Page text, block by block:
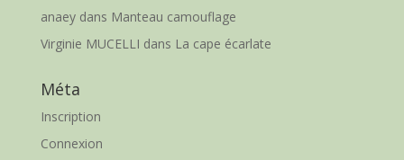
anaeydans Manteau camouflage
Virginie MUCELLI dans La cape écarlate
Méta
Inscription
Connexion